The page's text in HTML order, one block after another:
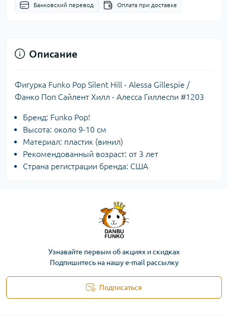
Банковский перевод Оплата при доставке
Описание
Фигурка Funko Pop Silent Hill - Alessa Gillespie /
Фанко Поп Сайлент Хилл - Алесса Гиллеспи #1203
Бренд: Funko Pop!
Высота: около 9-10 см
Материал: пластик (винил)
Рекомендованный возраст: от 3 лет
Страна регистрации бренда: СШA
Узнавайте первым об акциях и скидках
Подпишитесь на нашу e-mail рассылку
Подписаться